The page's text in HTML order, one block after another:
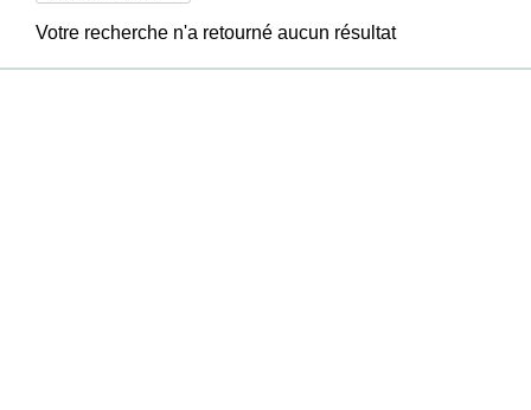
Votre recherche n'a retourné aucun résultat